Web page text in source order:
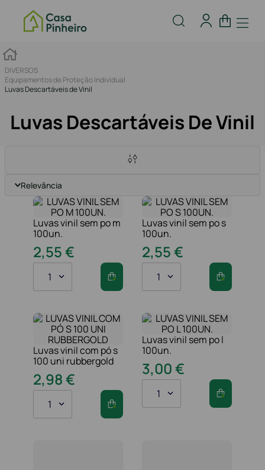
DIVERSOS
Equipamentos de Proteção Individual
Luvas Descartáveis de Vinil
Luvas Descartáveis De Vinil
Relevância
Luvas vinil sem po m
100un.
2,55€
1
Luvas vinil sem po s
100un.
2,55€
1
Luvas vinil com pó s
100 uni rubbergold
2,98€
1
Luvas vinil sem po l
100un.
3,00€
1